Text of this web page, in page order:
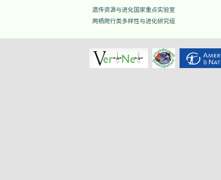
遗传资源与进化国家重点实验室
两栖爬行类多样性与进化研究组